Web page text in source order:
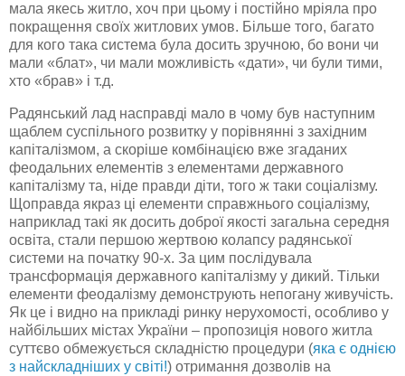
мала якесь житло, хоч при цьому і постійно мріяла про
покращення своїх житлових умов. Більше того, багато
для кого така система була досить зручною, бо вони чи
мали «блат», чи мали можливість «дати», чи були тими,
хто «брав» і т.д.
Радянський лад насправді мало в чому був наступним
щаблем суспільного розвитку у порівнянні з західним
капіталізмом, а скоріше комбінацією вже згаданих
феодальних елементів з елементами державного
капіталізму та, ніде правди діти, того ж таки соціалізму.
Щоправда якраз ці елементи справжнього соціалізму,
наприклад такі як досить доброї якості загальна середня
освіта, стали першою жертвою колапсу радянської
системи на початку 90-х. За цим послідувала
трансформація державного капіталізму у дикий. Тільки
елементи феодалізму демонструють непогану живучість.
Як це і видно на прикладі ринку нерухомості, особливо у
найбільших містах України – пропозиція нового житла
суттєво обмежується складністю процедури (яка є однією
з найскладніших у світі!) отримання дозволів на